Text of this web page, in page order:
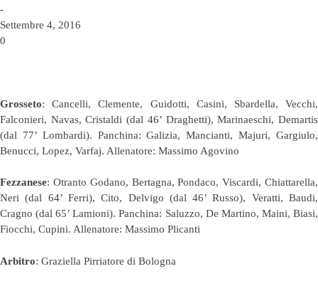
-
Settembre 4, 2016
0
Grosseto: Cancelli, Clemente, Guidotti, Casini, Sbardella, Vecchi,
Falconieri, Navas, Cristaldi (dal 46’ Draghetti), Marinaeschi, Demartis
(dal 77’ Lombardi). Panchina: Galizia, Mancianti, Majuri, Gargiulo,
Benucci, Lopez, Varfaj. Allenatore: Massimo Agovino
Fezzanese: Otranto Godano, Bertagna, Pondaco, Viscardi, Chiattarella,
Neri (dal 64’ Ferri), Cito, Delvigo (dal 46’ Russo), Veratti, Baudi,
Cragno (dal 65’ Lamioni). Panchina: Saluzzo, De Martino, Maini, Biasi,
Fiocchi, Cupini. Allenatore: Massimo Plicanti
Arbitro: Graziella Pirriatore di Bologna